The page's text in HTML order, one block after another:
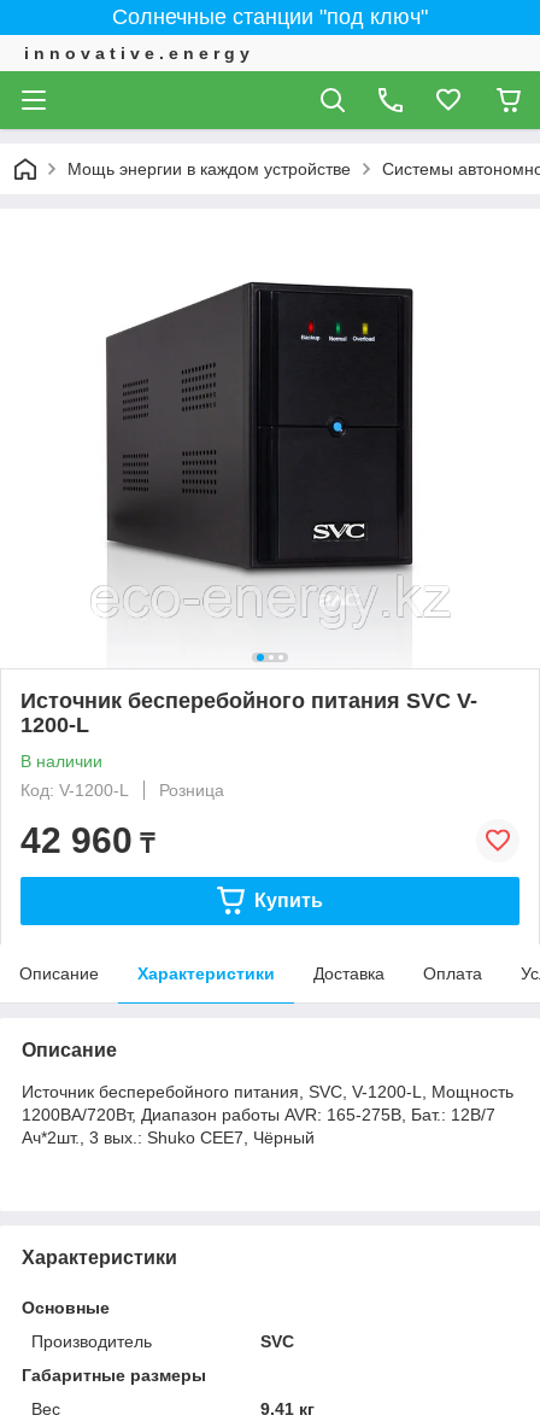
Солнечные станции "под ключ"
i n n o v a t i v e . e n e r g y
Мощь энергии в каждом устройстве Системы
Источник бесперебойного питания SVC V-
1200-L
В наличии
Код: V-1200-L
Розница
42 960 ₸
Купить
Описание Характеристики Доставка Оплата
Описание
Источник бесперебойного питания, SVC, V-1200-L, Мощность
1200ВА/720Вт, Диапазон работы AVR: 165-275В, Бат.: 12В/7
Ач*2шт., 3 вых.: Shuko CEE7, Чёрный
Характеристики
Основные
Производитель
SVC
Габаритные размеры
Вес
9.41 кг